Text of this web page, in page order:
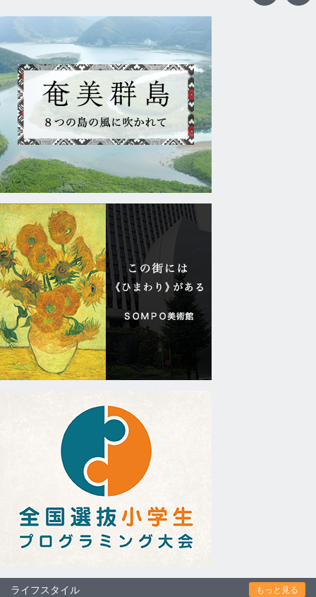
ライフスタイル もっと見る